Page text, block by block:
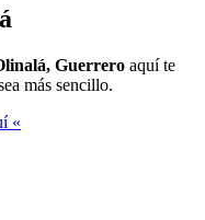
Guerrero aquí te
más sencillo.
«